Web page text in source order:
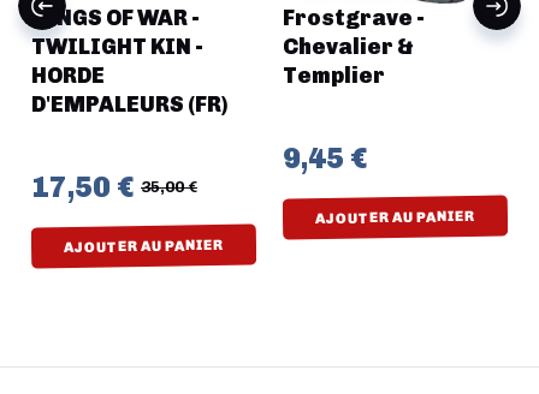
KINGS OF WAR -
TWILIGHT KIN -
HORDE
D'EMPALEURS (FR)
17,50 € 35,00 €
AJOUTER AU PANIER
Frostgrave -
Chevalier &
Templier
9,45 €
AJOUTER AU PANIER